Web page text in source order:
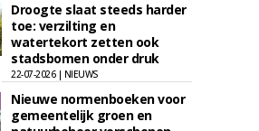
Droogte slaat steeds harder
toe: verzilting en
watertekort zetten ook
stadsbomen onder druk
22-07-2026 | NIEUWS
Nieuwe normenboeken voor
gemeentelijk groen en